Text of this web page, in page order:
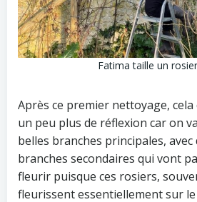
Fatima taille un
Après ce premier nettoyage,
un peu plus de réflexion car on
belles branches principales,
branches secondaires qui vont
fleurir puisque ces rosiers,
fleurissent essentiellement sur le